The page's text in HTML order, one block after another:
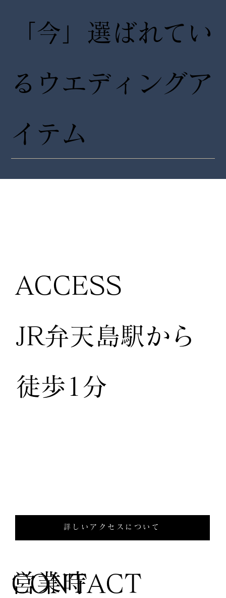
「今」選ばれてい
るウエディングア
イテム
CONTACT
営業時
ACCESS
JR弁天島駅から
徒歩1分
詳しいアクセスについて